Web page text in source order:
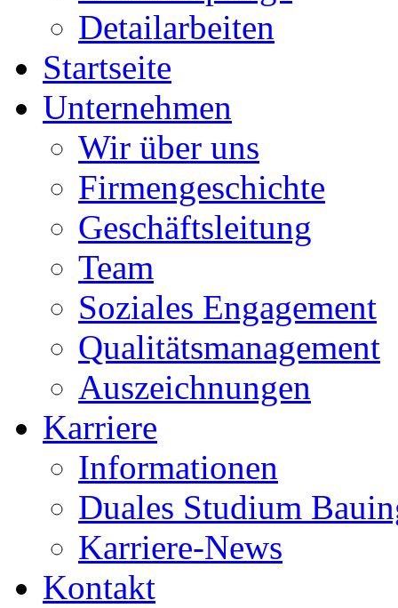
Detailarbeiten
Startseite
Unternehmen
Wir über uns
Firmengeschichte
Geschäftsleitung
Team
Soziales Engagement
Qualitätsmanagement
Auszeichnungen
Karriere
Informationen
Duales Studium
Karriere-News
Kontakt